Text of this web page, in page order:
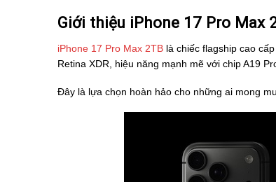
Giới thiệu iPhone 17 Pro Max
iPhone 17 Pro Max 2TBlà chiếc flagship cao
Retina XDR, hiệu năng mạnh mẽ với chip A19
Đây là lựa chọn hoàn hảo cho những ai mong